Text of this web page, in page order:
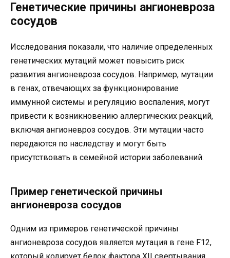
Генетические причины ангионевроза
сосудов
Исследования показали, что наличие определенных
генетических мутаций может повысить риск
развития ангионевроза сосудов. Например, мутации
в генах, отвечающих за функционирование
иммунной системы и регуляцию воспаления, могут
привести к возникновению аллергических реакций,
включая ангионевроз сосудов. Эти мутации часто
передаются по наследству и могут быть
присутствовать в семейной истории заболеваний.
Пример генетической причины
ангионевроза сосудов
Одним из примеров генетической причины
ангионевроза сосудов является мутация в гене F12,